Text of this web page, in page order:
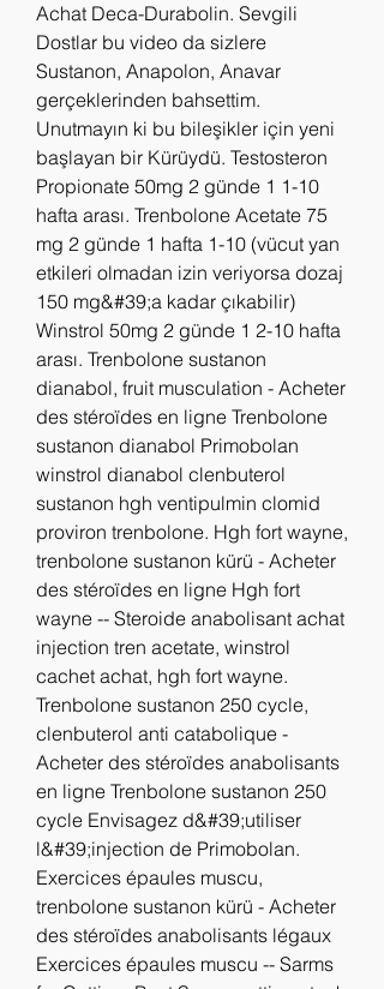
Achat Deca-Durabolin. Sevgili
Dostlar bu video da sizlere
Sustanon, Anapolon, Anavar
gerçeklerinden bahsettim.
Unutmayın ki bu bileşikler için yeni
başlayan bir Kürüydü. Testosteron
Propionate 50mg 2 günde 1 1-10
hafta arası. Trenbolone Acetate 75
mg 2 günde 1 hafta 1-10 (vücut yan
etkileri olmadan izin veriyorsa dozaj
150 mg&#39;a kadar çıkabilir)
Winstrol 50mg 2 günde 1 2-10 hafta
arası. Trenbolone sustanon
dianabol, fruit musculation - Acheter
des stéroïdes en ligne Trenbolone
sustanon dianabol Primobolan
winstrol dianabol clenbuterol
sustanon hgh ventipulmin clomid
proviron trenbolone. Hgh fort wayne,
trenbolone sustanon kürü - Acheter
des stéroïdes en ligne Hgh fort
wayne -- Steroide anabolisant achat
injection tren acetate, winstrol
cachet achat, hgh fort wayne.
Trenbolone sustanon 250 cycle,
clenbuterol anti catabolique -
Acheter des stéroïdes anabolisants
en ligne Trenbolone sustanon 250
cycle Envisagez d&#39;utiliser
l&#39;injection de Primobolan.
Exercices épaules muscu,
trenbolone sustanon kürü - Acheter
des stéroïdes anabolisants légaux
Exercices épaules muscu -- Sarms